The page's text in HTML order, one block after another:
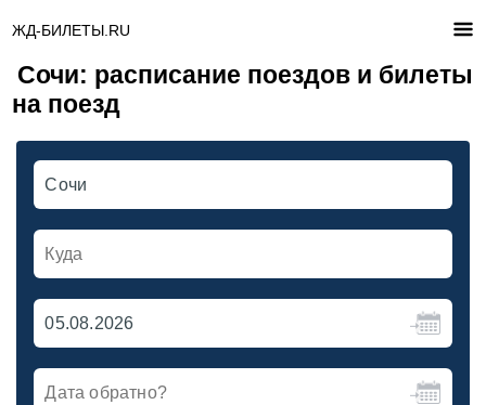
ЖД-БИЛЕТЫ.RU
Сочи: расписание поездов и билеты
на поезд